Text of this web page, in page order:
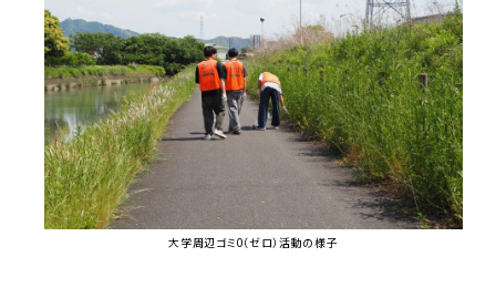
大学周辺ゴミ0（ゼロ）活動の様子